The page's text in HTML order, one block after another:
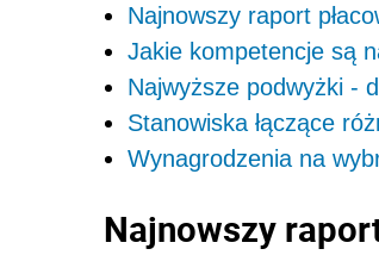
Najnowszy raport
Jakie kompetencje są
Najwyższe podwyżki -
Stanowiska łączące
Wynagrodzenia na
Najnowszy